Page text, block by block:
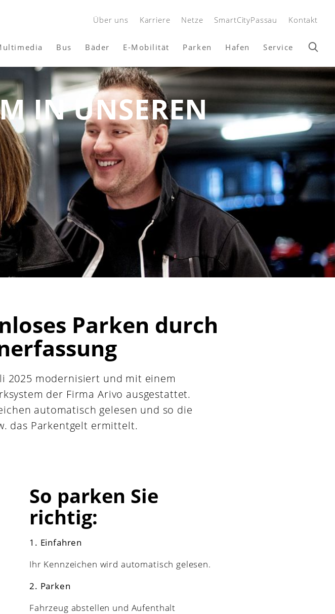
Bus Bäder E-Mobilität Parken Hafen Service
Über uns Karriere Netze SmartCityPassau Kontakt
IN UNSEREN
Parken durch
2025 modernisiert und mit einem
der Firma Arivo ausgestattet.
automatisch gelesen und so die
das Parkentgelt ermittelt.
So parken Sie
richtig:
1. Einfahren
Ihr Kennzeichen wird automatisch gelesen.
2. Parken
Fahrzeug abstellen und Aufenthalt